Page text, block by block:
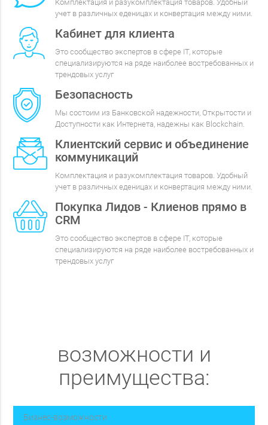
Комплектация и разукомплектация товаров. Удобный
учет в различных еденицах и конвертация между ними.
Кабинет для клиента
Это сообщество экспертов в сфере IT, которые
специализируются на ряде наиболее востребованных и
трендовых услуг
Безопасность
Мы состоим из Банковской надежности, Открытости и
Доступности как Интернета, надежны как Blockchain.
Клиентский сервис и объединение
коммуникаций
Комплектация и разукомплектация товаров. Удобный
учет в различных еденицах и конвертация между ними.
Покупка Лидов - Клиенов прямо в
CRM
Это сообщество экспертов в сфере IT, которые
специализируются на ряде наиболее востребованных и
трендовых услуг
возможности и
преимущества:
Бизнес-возможности